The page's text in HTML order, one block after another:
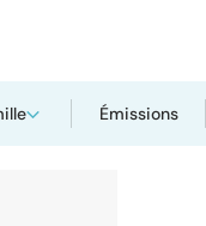
Émissions